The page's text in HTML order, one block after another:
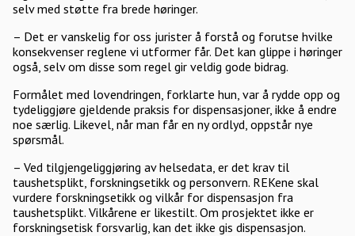
selv med støtte fra brede høringer.
– Det er vanskelig for oss jurister å forstå og forutse hvilke
konsekvenser reglene vi utformer får. Det kan glippe i høringer
også, selv om disse som regel gir veldig gode bidrag.
Formålet med lovendringen, forklarte hun, var å rydde opp og
tydeliggjøre gjeldende praksis for dispensasjoner, ikke å endre
noe særlig. Likevel, når man får en ny ordlyd, oppstår nye
spørsmål.
– Ved tilgjengeliggjøring av helsedata, er det krav til
taushetsplikt, forskningsetikk og personvern. REKene skal
vurdere forskningsetikk og vilkår for dispensasjon fra
taushetsplikt. Vilkårene er likestilt. Om prosjektet ikke er
forskningsetisk forsvarlig, kan det ikke gis dispensasjon.